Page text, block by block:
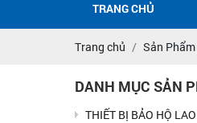
TRANG CHỦ
Trang chủ Sản Phẩm
DANH MỤC SẢN
THIẾT BỊ BẢO HỘ